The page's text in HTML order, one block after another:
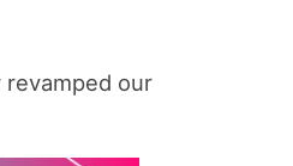
revamped our